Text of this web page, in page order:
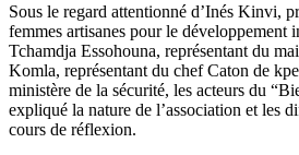
Sous le regard attentionné d’Inés Kinvi,
femmes artisanes pour le développement
Tchamdja Essohouna, représentant du
Komla, représentant du chef Caton de
ministère de la sécurité, les acteurs du
expliqué la nature de l’association et les
cours de réflexion.